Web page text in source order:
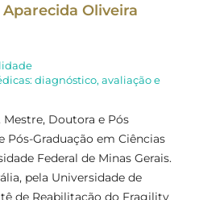
Oliveira
diagnóstico, avaliação e
Doutora e Pós
Graduação em Ciências
Federal de Minas Gerais.
pela Universidade de
de Reabilitação do Fragility